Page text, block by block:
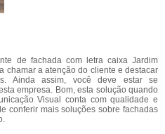
de fachada com letra caixa Jardim
chamar a atenção do cliente e destacar
Ainda assim, você deve estar se
empresa. Bom, esta solução quando
Visual conta com qualidade e
conferir mais soluções sobre fachadas